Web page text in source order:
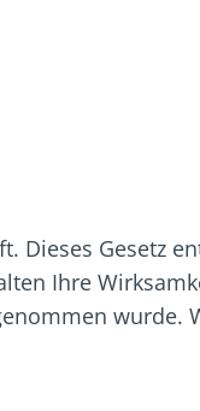
Dieses Gesetz
Ihre
wurde.